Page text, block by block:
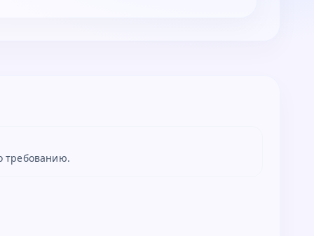
требованию.